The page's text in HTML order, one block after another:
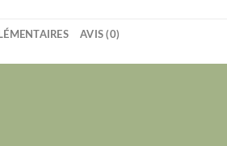
AVIS (0)